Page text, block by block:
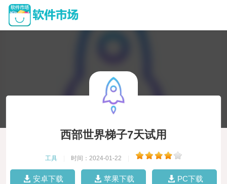
西部世界梯子7天试用
工具 时间：2024-01-22
安卓下载 苹果下载 PC下载